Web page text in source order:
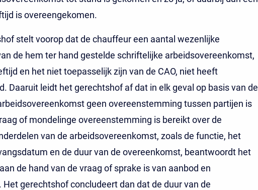
is overeengekomen.
stelt voorop dat de chauffeur een aantal wezenlijke
de hem ter hand gestelde schriftelijke arbeidsovereenkomst,
en het niet toepasselijk zijn van de CAO, niet heeft
Daaruit leidt het gerechtshof af dat in elk geval op basis van de
geen overeenstemming tussen partijen is
of mondelinge overeenstemming is bereikt over de
van de arbeidsovereenkomst, zoals de functie, het
en de duur van de overeenkomst, beantwoordt het
de hand van de vraag of sprake is van aanbod en
Het gerechtshof concludeert dan dat de duur van de